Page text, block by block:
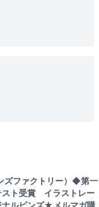
ズファクトリー）◆第一
スト受賞 イラストレー
ナルピンズ★メルマガ購